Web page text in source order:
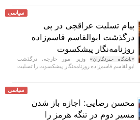
سیاسی
پیام تسلیت عراقچی در پی
درگذشت ابوالقاسم قاسم‌زاده
روزنامه‌نگار پیشکسوت
«باشگاه خبرنگاران» وزیر امور خارجه، درگذشت
ابوالقاسم قاسم‌زاده روزنامه‌نگار پیشکسوت را تسلیت
سیاسی
محسن رضایی: اجازه باز شدن
مسیر دوم در تنگه هرمز را